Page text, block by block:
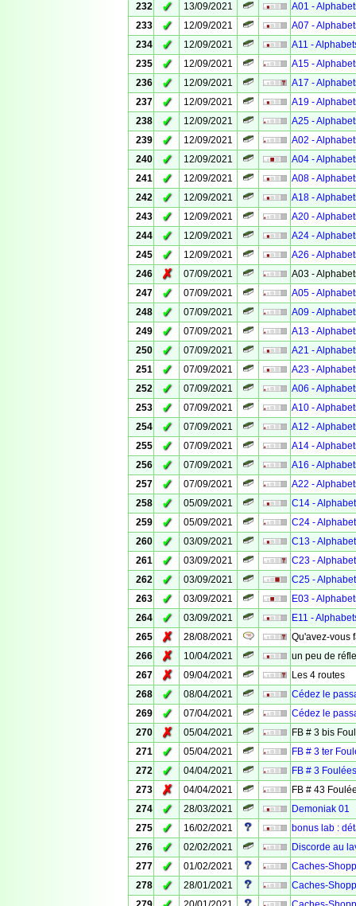
232
✓ 13/09/2021
A01 -
233
✓ 12/09/2021
A07 -
234
✓ 12/09/2021
A11 -
235
✓ 12/09/2021
A15 -
236
✓ 12/09/2021
A17 -
237
✓ 12/09/2021
A19 -
238
✓ 12/09/2021
A25 -
239
✓ 12/09/2021
A02 -
240
✓ 12/09/2021
A04 -
241
✓ 12/09/2021
A08 -
242
✓ 12/09/2021
A18 -
243
✓ 12/09/2021
A20 -
244
✓ 12/09/2021
A24 -
245
✓ 12/09/2021
A26 -
246
✗ 07/09/2021
A03 -
247
✓ 07/09/2021
A05 -
248
✓ 07/09/2021
A09 -
249
✓ 07/09/2021
A13 -
250
✓ 07/09/2021
A21 -
251
✓ 07/09/2021
A23 -
252
✓ 07/09/2021
A06 -
253
✓ 07/09/2021
A10 -
254
✓ 07/09/2021
A12 -
255
✓ 07/09/2021
A14 -
256
✓ 07/09/2021
A16 -
257
✓ 07/09/2021
A22 -
258
✓ 05/09/2021
C14 -
259
✓ 05/09/2021
C24 -
260
✓ 03/09/2021
C13 -
261
✓ 03/09/2021
C23 -
262
✓ 03/09/2021
C25 -
263
✓ 03/09/2021
E03 -
264
✓ 03/09/2021
E11 -
265
✗ 28/08/2021
Qu'avez-vous
266
✗ 10/04/2021
un peu de
267
✗ 09/04/2021
Les 4 routes
268
✓ 08/04/2021
Cédez le
269
✓ 07/04/2021
Cédez le
270
✗ 05/04/2021
FB # 3 bis
271
✓ 05/04/2021
FB # 3 ter
272
✓ 04/04/2021
FB # 3
273
✗ 04/04/2021
FB # 43
274
✓ 28/03/2021
Demoniak 01
275
✓ 16/02/2021
bonus lab :
276
✓ 02/02/2021
Discorde au
277
✓ 01/02/2021
Caches-
278
✓ 28/01/2021
Caches-